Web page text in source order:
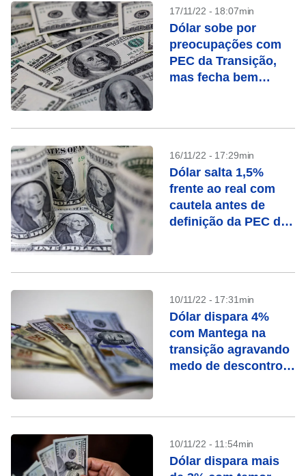
17/11/22 - 18:07min
Dólar sobe por
preocupações com
PEC da Transição,
mas fecha bem
16/11/22 - 17:29min
Dólar salta 1,5%
frente ao real com
cautela antes de
definição da PEC da
10/11/22 - 17:31min
Dólar dispara 4%
com Mantega na
transição agravando
medo de descontrole
10/11/22 - 11:54min
Dólar dispara mais